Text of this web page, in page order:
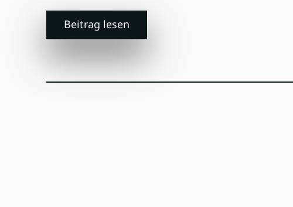
Beitrag lesen